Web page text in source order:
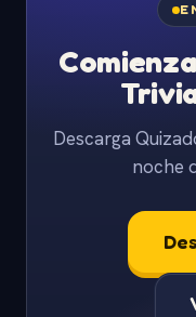
Descarga
noche